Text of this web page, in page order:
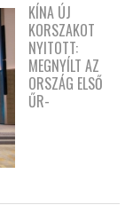
KÍNA ÚJ
KORSZAKOT
NYITOTT:
MEGNYÍLT AZ
ORSZÁG ELSŐ
ŰR-